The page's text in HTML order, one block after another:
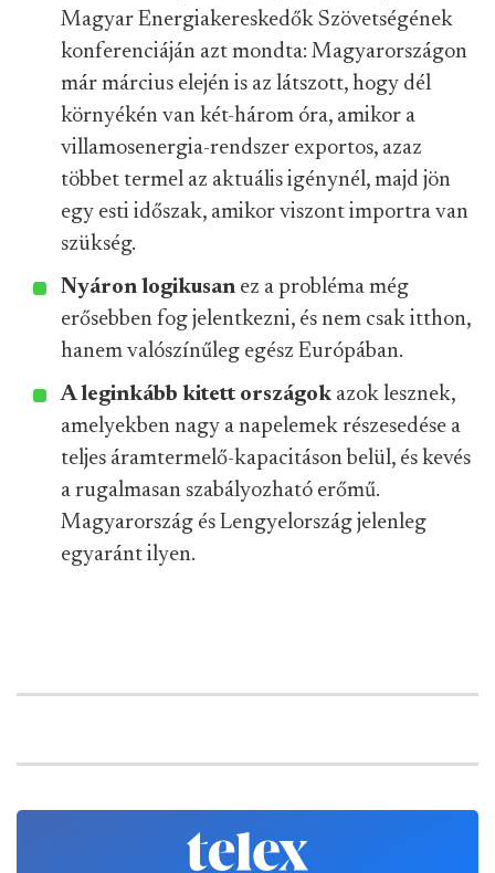
Magyar Energiakereskedők Szövetségének
konferenciáján azt mondta: Magyarországon
már március elején is az látszott, hogy dél
környékén van két-három óra, amikor a
villamosenergia-rendszer exportos, azaz
többet termel az aktuális igénynél, majd jön
egy esti időszak, amikor viszont importra van
szükség.
Nyáron logikusan ez a probléma még
erősebben fog jelentkezni, és nem csak itthon,
hanem valószínűleg egész Európában.
A leginkább kitett országok azok lesznek,
amelyekben nagy a napelemek részesedése a
teljes áramtermelő-kapacitáson belül, és kevés
a rugalmasan szabályozható erőmű.
Magyarország és Lengyelország jelenleg
egyaránt ilyen.